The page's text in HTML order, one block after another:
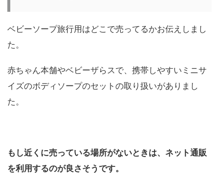
ベビーソープ旅行用はどこで売ってるかお伝えしまし
た。
赤ちゃん本舗やベビーザらスで、携帯しやすいミニサ
イズのボディソープのセットの取り扱いがありまし
た。
もし近くに売っている場所がないときは、ネット通販
を利用するのが良さそうです。